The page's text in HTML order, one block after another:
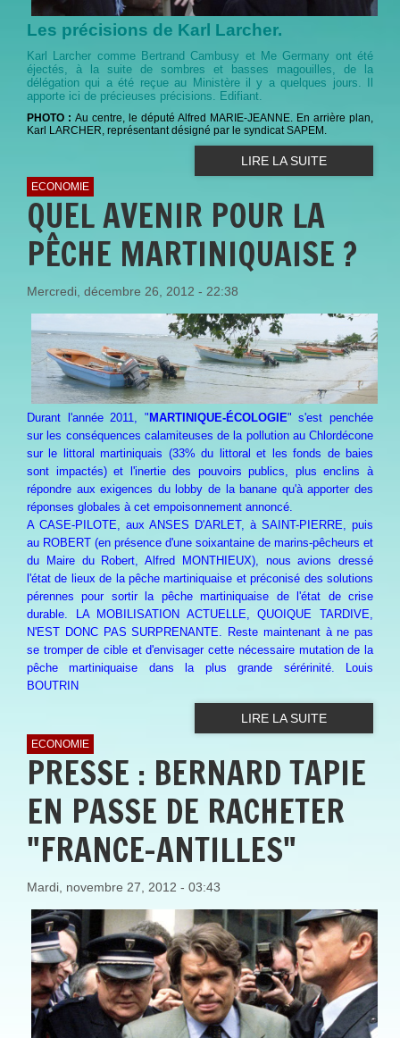
Les précisions de Karl Larcher.
Karl Larcher comme Bertrand Cambusy et Me Germany ont été
éjectés, à la suite de sombres et basses magouilles, de la
délégation qui a été reçue au Ministère il y a quelques jours. Il
apporte ici de précieuses précisions. Edifiant.
PHOTO : Au centre, le député Alfred MARIE-JEANNE. En arrière plan,
Karl LARCHER, représentant désigné par le syndicat SAPEM.
LIRE LA SUITE
ECONOMIE
QUEL AVENIR POUR LA
PÊCHE MARTINIQUAISE ?
Mercredi, décembre 26, 2012 - 22:38
Durant l'année 2011, " MARTINIQUE-ÉCOLOGIE" s'est penchée
sur les conséquences calamiteuses de la pollution au Chlordécone
sur le littoral martiniquais (33% du littoral et les fonds de baies
sont impactés) et l'inertie des pouvoirs publics, plus enclins à
répondre aux exigences du lobby de la banane qu'à apporter des
réponses globales à cet empoisonnement annoncé.
A CASE-PILOTE, aux ANSES D'ARLET, à SAINT-PIERRE, puis
au ROBERT (en présence d'une soixantaine de marins-pêcheurs et
du Maire du Robert, Alfred MONTHIEUX), nous avions dressé
l'état de lieux de la pêche martiniquaise et préconisé des solutions
pérennes pour sortir la pêche martiniquaise de l'état de crise
durable. LA MOBILISATION ACTUELLE, QUOIQUE TARDIVE,
N'EST DONC PAS SURPRENANTE. Reste maintenant à ne pas
se tromper de cible et d'envisager cette nécessaire mutation de la
pêche martiniquaise dans la plus grande sérérinité. Louis
BOUTRIN
LIRE LA SUITE
ECONOMIE
PRESSE : BERNARD TAPIE
EN PASSE DE RACHETER
"FRANCE-ANTILLES"
Mardi, novembre 27, 2012 - 03:43